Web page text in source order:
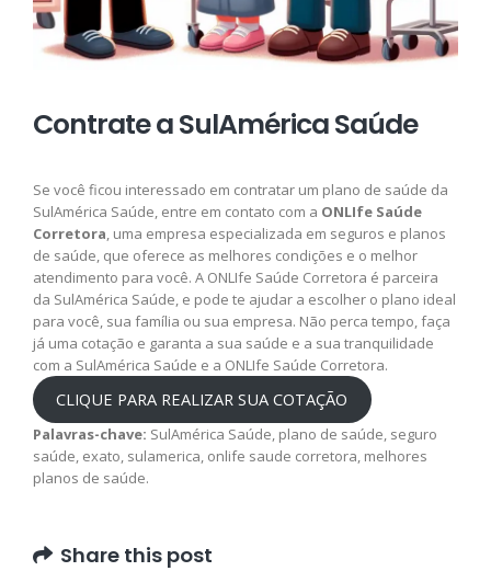
Contrate a SulAmérica Saúde
Se você ficou interessado em contratar um plano de saúde da
SulAmérica Saúde, entre em contato com a ONLIfe Saúde
Corretora, uma empresa especializada em seguros e planos
de saúde, que oferece as melhores condições e o melhor
atendimento para você. A ONLIfe Saúde Corretora é parceira
da SulAmérica Saúde, e pode te ajudar a escolher o plano ideal
para você, sua família ou sua empresa. Não perca tempo, faça
já uma cotação e garanta a sua saúde e a sua tranquilidade
com a SulAmérica Saúde e a ONLIfe Saúde Corretora.
CLIQUE PARA REALIZAR SUA COTAÇÃO
Palavras-chave: SulAmérica Saúde, plano de saúde, seguro
saúde, exato, sulamerica, onlife saude corretora, melhores
planos de saúde.
Share this post